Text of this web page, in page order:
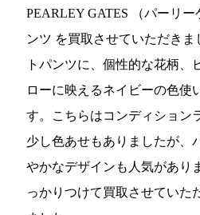
PEARLEY GATES （パーリ
ンツ を買取させていただき
トパンツに、個性的な花柄、
ローに映えるネイビーの色使
す。こちらはコンディション
少し色あせもありましたが、
やかなデザインも人気があり
っかりつけて買取させていた